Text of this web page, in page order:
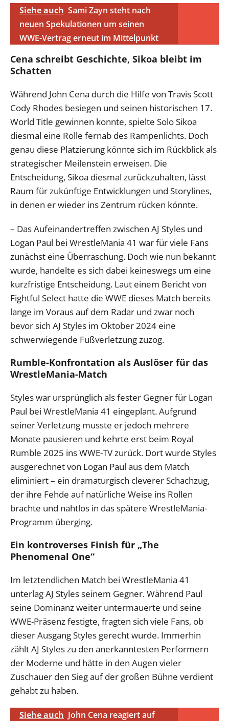
Siehe auch Sami Zayn steht nach
neuen Spekulationen um seinen
WWE-Vertrag erneut im Mittelpunkt
Cena schreibt Geschichte, Sikoa bleibt im
Schatten
Während John Cena durch die Hilfe von Travis Scott
Cody Rhodes besiegen und seinen historischen 17.
World Title gewinnen konnte, spielte Solo Sikoa
diesmal eine Rolle fernab des Rampenlichts. Doch
genau diese Platzierung könnte sich im Rückblick als
strategischer Meilenstein erweisen. Die
Entscheidung, Sikoa diesmal zurückzuhalten, lässt
Raum für zukünftige Entwicklungen und Storylines,
in denen er wieder ins Zentrum rücken könnte.
– Das Aufeinandertreffen zwischen AJ Styles und
Logan Paul bei WrestleMania 41 war für viele Fans
zunächst eine Überraschung. Doch wie nun bekannt
wurde, handelte es sich dabei keineswegs um eine
kurzfristige Entscheidung. Laut einem Bericht von
Fightful Select hatte die WWE dieses Match bereits
lange im Voraus auf dem Radar und zwar noch
bevor sich AJ Styles im Oktober 2024 eine
schwerwiegende Fußverletzung zuzog.
Rumble-Konfrontation als Auslöser für das
WrestleMania-Match
Styles war ursprünglich als fester Gegner für Logan
Paul bei WrestleMania 41 eingeplant. Aufgrund
seiner Verletzung musste er jedoch mehrere
Monate pausieren und kehrte erst beim Royal
Rumble 2025 ins WWE-TV zurück. Dort wurde Styles
ausgerechnet von Logan Paul aus dem Match
eliminiert – ein dramaturgisch cleverer Schachzug,
der ihre Fehde auf natürliche Weise ins Rollen
brachte und nahtlos in das spätere WrestleMania-
Programm überging.
Ein kontroverses Finish für „The
Phenomenal One“
Im letztendlichen Match bei WrestleMania 41
unterlag AJ Styles seinem Gegner. Während Paul
seine Dominanz weiter untermauerte und seine
WWE-Präsenz festigte, fragten sich viele Fans, ob
dieser Ausgang Styles gerecht wurde. Immerhin
zählt AJ Styles zu den anerkanntesten Performern
der Moderne und hätte in den Augen vieler
Zuschauer den Sieg auf der großen Bühne verdient
gehabt zu haben.
Siehe auch John Cena reagiert auf